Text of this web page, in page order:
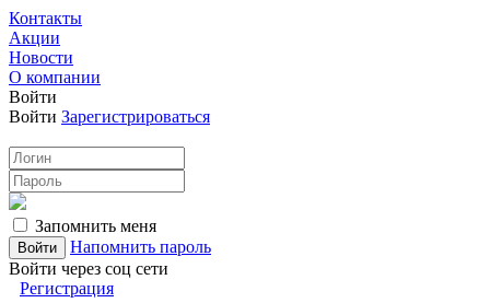
Контакты
Акции
Новости
О компании
Войти
Войти Зарегистрироваться
Запомнить меня
Напомнить пароль
Войти через соц сети
Регистрация